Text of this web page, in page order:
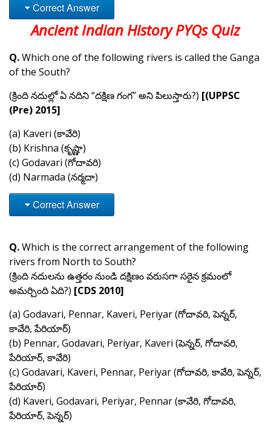
Correct Answer
Ancient Indian History PYQs Quiz
Q.Which one of the following rivers is called the Ganga
of the South?
(క్రింది నదుల్లో ఏ నదిని “దక్షిణ గంగ”అని పిలుస్తారు?) [(UPPSC
(Pre) 2015]
(a) Kaveri (కావేరి)
(b) Krishna (కృష్ణా)
(c) Godavari (గోదావరి)
(d) Narmada (నర్మదా)
Correct Answer
Q.Which is the correct arrangement of the following
rivers from North to South?
(క్రింది నదులను ఉత్తరం నుండి దక్షిణం వరుసగా సరైన క్రమంలో
అమర్చింది ఏది?) [CDS 2010]
(a) Godavari, Pennar, Kaveri, Periyar (గోదావరి, పెన్నర్,
కావేరి, పేరియార్)
(b) Pennar, Godavari, Periyar, Kaveri (పెన్నర్, గోదావరి,
పేరియార్, కావేరి)
(c) Godavari, Kaveri, Pennar, Periyar (గోదావరి, కావేరి, పెన్నర్,
పేరియార్)
(d) Kaveri, Godavari, Periyar, Pennar (కావేరి, గోదావరి,
పేరియార్, పెన్నర్)